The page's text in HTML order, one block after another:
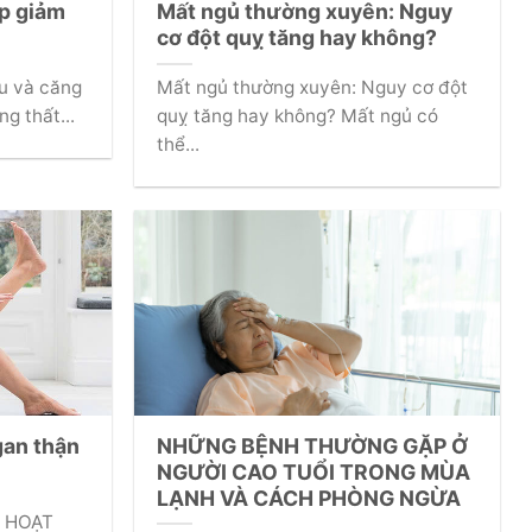
giảm
và căng
thất...
Mất ngủ thường xuyên: Nguy
cơ đột quỵ tăng hay không?
Mất ngủ thường xuyên: Nguy cơ đột
quỵ tăng hay không? Mất ngủ có
thận
NHỮNG BỆNH THƯỜNG GẶP Ở
NGƯỜI CAO TUỔI TRONG MÙA
LẠNH VÀ CÁCH PHÒNG NGỪA